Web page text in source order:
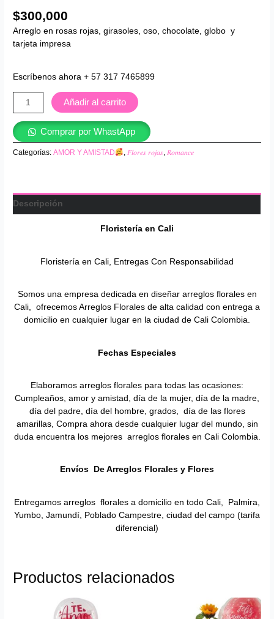
$300,000
Arreglo en rosas rojas, girasoles, oso, chocolate, globo y
tarjeta impresa
Escríbenos ahora + 57 317 7465899
Añadir al carrito
Comprar por WhastApp
Categorías:AMOR Y AMISTAD ,𝐹𝑙𝑜𝑟𝑒𝑠 𝑟𝑜𝑗𝑎𝑠,𝑅𝑜𝑚𝑎𝑛𝑐𝑒
Descripción
Floristería en Cali
Floristería en Cali, Entregas Con Responsabilidad
Somos una empresa dedicada en diseñar arreglos florales en
Cali, ofrecemos Arreglos Florales de alta calidad con entrega a
domicilio en cualquier lugar en la ciudad de Cali Colombia.
Fechas Especiales
Elaboramos arreglos florales para todas las ocasiones:
Cumpleaños, amor y amistad, día de la mujer, día de la madre,
día del padre, día del hombre, grados, día de las flores
amarillas, Compra ahora desde cualquier lugar del mundo, sin
duda encuentra los mejores arreglos florales en Cali Colombia.
Envíos De Arreglos Florales y Flores
Entregamos arreglos florales a domicilio en todo Cali, Palmira,
Yumbo, Jamundí, Poblado Campestre, ciudad del campo (tarifa
diferencial)
Productos relacionados